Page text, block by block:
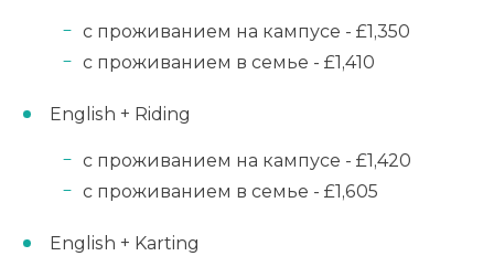
с проживанием на кампусе - £1,350
с проживанием в семье - £1,410
English + Riding
с проживанием на кампусе - £1,420
с проживанием в семье - £1,605
English + Karting